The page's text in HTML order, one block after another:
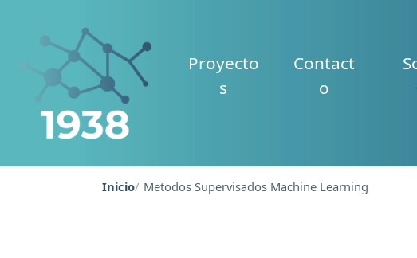
Proyecto
s
Contact
o
Inicio Metodos Supervisados Machine Learning